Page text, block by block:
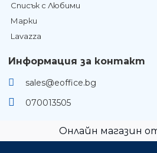
Списък с Любими
Марки
Lavazza
Информация за контакт
sales@eoffice.bg
070013505
Онлайн магазин